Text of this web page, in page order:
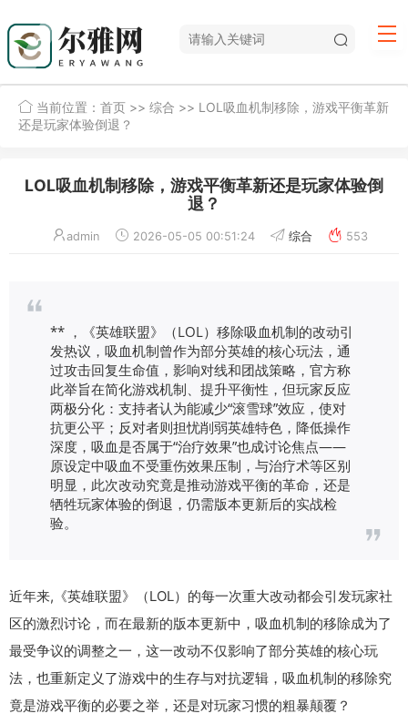
当前位置： 首页 >> 综合 >> LOL吸血机制移除，游戏平衡革新
还是玩家体验倒退？
LOL吸血机制移除，游戏平衡革新还是玩家体验倒
退？
admin 2026-05-05 00:51:24 综合 553
** ，《英雄联盟》（LOL）移除吸血机制的改动引
发热议，吸血机制曾作为部分英雄的核心玩法，通
过攻击回复生命值，影响对线和团战策略，官方称
此举旨在简化游戏机制、提升平衡性，但玩家反应
两极分化：支持者认为能减少“滚雪球”效应，使对
抗更公平；反对者则担忧削弱英雄特色，降低操作
深度，吸血是否属于“治疗效果”也成讨论焦点——
原设定中吸血不受重伤效果压制，与治疗术等区别
明显，此次改动究竟是推动游戏平衡的革命，还是
牺牲玩家体验的倒退，仍需版本更新后的实战检
验。
近年来,《英雄联盟》（LOL）的每一次重大改动都会引发玩家社
区的激烈讨论，而在最新的版本更新中，吸血机制的移除成为了
最受争议的调整之一，这一改动不仅影响了部分英雄的核心玩
法，也重新定义了游戏中的生存与对抗逻辑，吸血机制的移除究
竟是游戏平衡的必要之举，还是对玩家习惯的粗暴颠覆？